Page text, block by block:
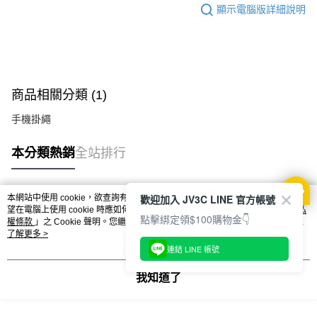
顯示電腦版詳細說明
商品相關分類 (1)
手機掛繩
本分類熱銷全站排行
熱門標籤
本網站中使用 cookie，欲查詢有關本網站使用 cookie 方式之詳情，及若您不希
望在電腦上使用 cookie 時應如何變更電腦的 cookie 設定，請參閱本網站「
隱私
權條款 」之 Cookie 聲明。您繼續使用本網站即表示您同意本公司得按本網站使
用條款之 Cookie 聲明使用 cookie。
了解更多 >
我知道了
歡迎加入 JV3C LINE 官方帳號
點擊綁定領$100購物金👇
連結 LINE 帳號